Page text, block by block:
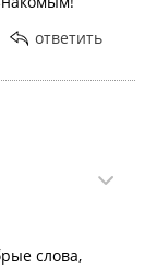
ответить
слова,